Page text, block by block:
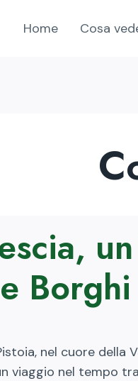
Home Cosa
Borghi
nel cuore della
viaggio nel tempo